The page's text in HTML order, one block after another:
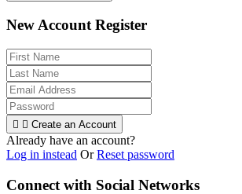
New Account Register
  Create an Account
Already have an account?
Log in instead OrReset password
Connect with Social Networks